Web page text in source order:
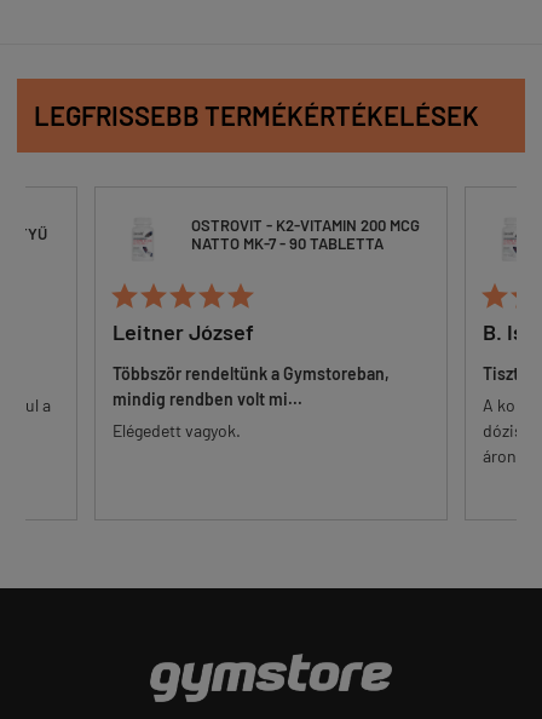
LEGFRISSEBB TERMÉKÉRTÉKELÉSEK
alul a
OSTROVIT - K2-VITAMIN 200 MCG
NATTO MK-7 - 90 TABLETTA

Leitner József
Többször rendeltünk a Gymstoreban,
mindig rendben volt mi...
Elégedett vagyok.

B.
A
dózisú
áron.